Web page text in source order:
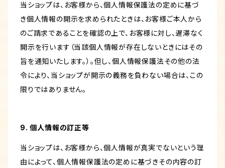
当ショップは、お客様から、個人情報保護法の定めに基づ
き個人情報の開示を求められたときは、お客様ご本人から
のご請求であることを確認の上で、お客様に対し、遅滞なく
開示を行います（当該個人情報が存在しないときにはその
旨を通知いたします。）。但し、個人情報保護法その他の法
令により、当ショップが開示の義務を負わない場合は、この
限りではありません。
9. 個人情報の訂正等
当ショップは、お客様から、個人情報が真実でないという理
由によって、個人情報保護法の定めに基づきその内容の訂